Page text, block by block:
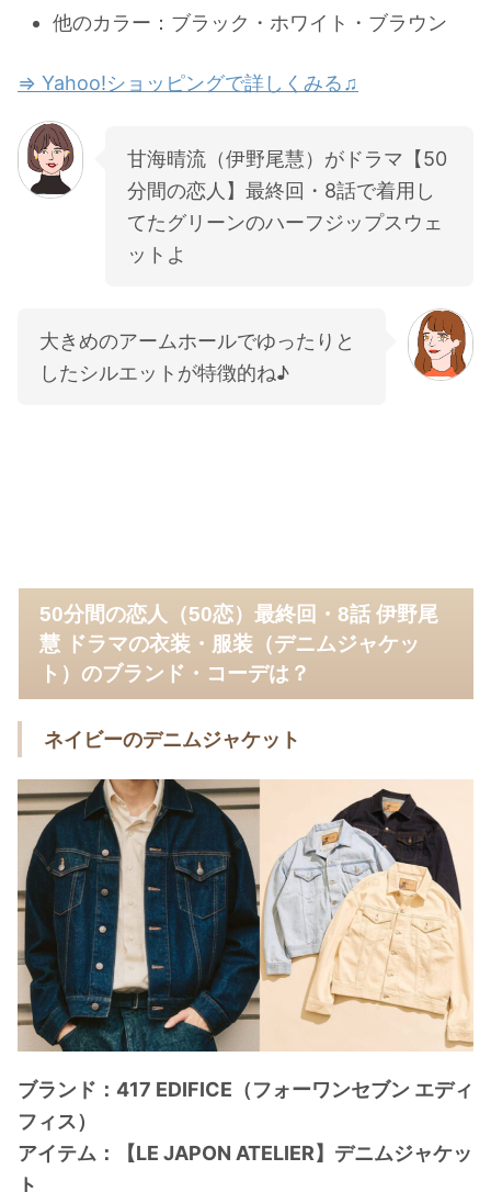
他のカラー：ブラック・ホワイト・ブラウン
⇒ Yahoo!ショッピングで詳しくみる♫
甘海晴流（伊野尾慧）がドラマ【50
分間の恋人】最終回・8話で着用し
てたグリーンのハーフジップスウェ
ットよ
大きめのアームホールでゆったりと
したシルエットが特徴的ね♪
50分間の恋人（50恋）最終回・8話 伊野尾
慧 ドラマの衣装・服装（デニムジャケッ
ト）のブランド・コーデは？
ネイビーのデニムジャケット
ブランド：417 EDIFICE（フォーワンセブン エディ
フィス）
アイテム：【LE JAPON ATELIER】デニムジャケッ
ト